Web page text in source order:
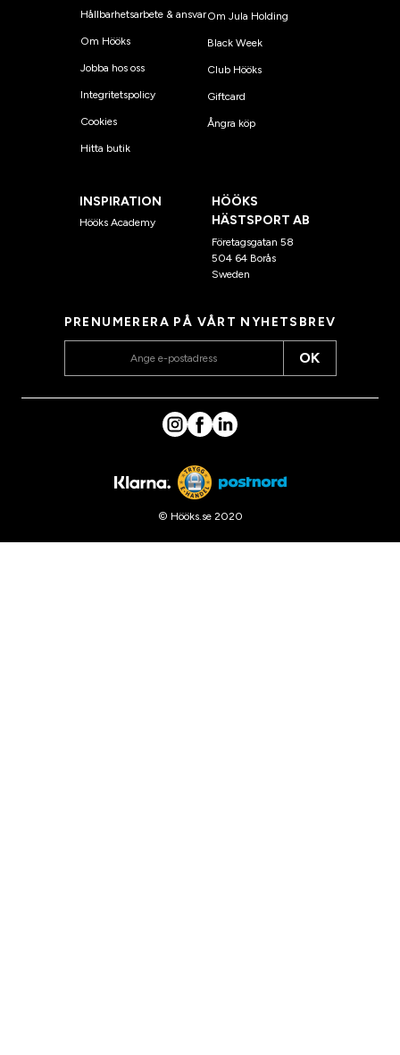
Hållbarhetsarbete & ansvar
Om Hööks
Jobba hos oss
Integritetspolicy
Cookies
Hitta butik
Om Jula Holding
Black Week
Club Hööks
Giftcard
Ångra köp
INSPIRATION
Hööks Academy
HÖÖKS
HÄSTSPORT AB
Företagsgatan 58
504 64 Borås
Sweden
PRENUMERERA PÅ VÅRT NYHETSBREV
OK
© Hööks.se 2020